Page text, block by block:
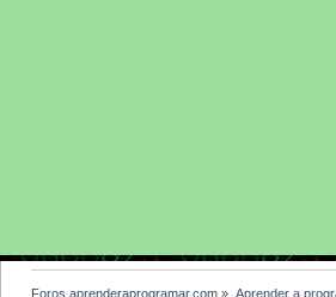
Foros aprenderaprogramar.com » Aprender a